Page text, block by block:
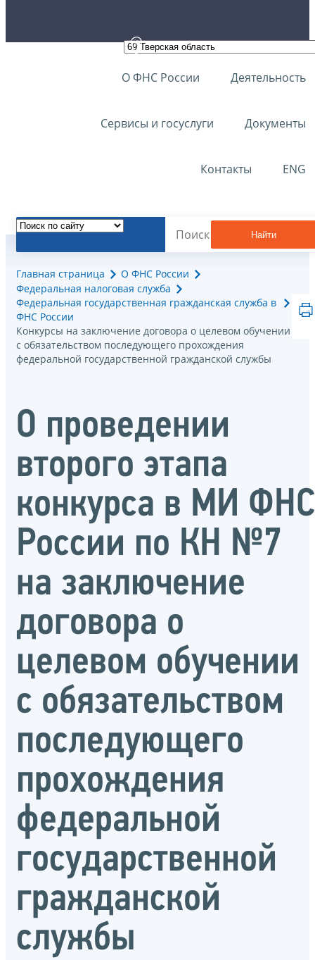
О ФНС России Деятельность
Сервисы и госуслуги Документы
Контакты ENG
Найти
Главная страница
О ФНС России
Федеральная налоговая служба
Федеральная государственная гражданская служба в
ФНС России
Конкурсы на заключение договора о целевом обучении
с обязательством последующего прохождения
федеральной государственной гражданской службы
О проведении
второго этапа
конкурса в МИ ФНС
России по КН №7
на заключение
договора о
целевом обучении
с обязательством
последующего
прохождения
федеральной
государственной
гражданской
службы